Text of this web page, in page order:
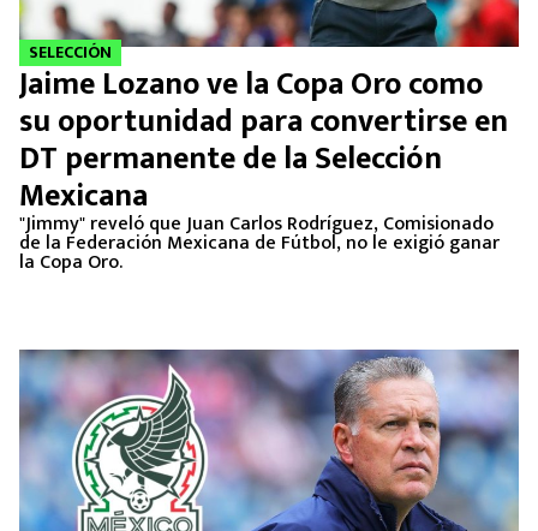
SELECCIÓN
Jaime Lozano ve la Copa Oro como
su oportunidad para convertirse en
DT permanente de la Selección
Mexicana
"Jimmy" reveló que Juan Carlos Rodríguez, Comisionado
de la Federación Mexicana de Fútbol, no le exigió ganar
la Copa Oro.